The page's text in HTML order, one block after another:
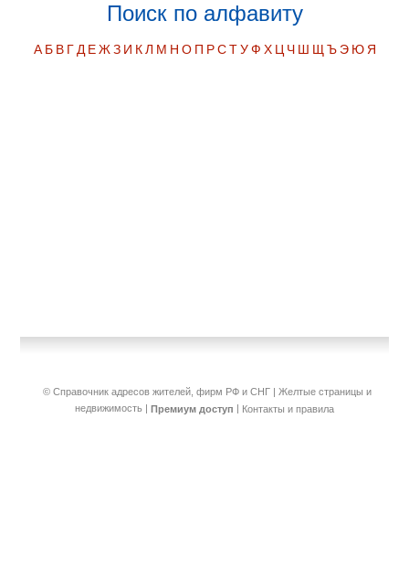
Поиск по алфавиту
А Б В Г Д Е Ж З И К Л М Н О П Р С Т У Ф Х Ц Ч Ш Щ Ъ Э Ю Я
© Справочник адресов жителей, фирм РФ и СНГ | Желтые страницы и
недвижимость | Премиум доступ | Контакты и правила